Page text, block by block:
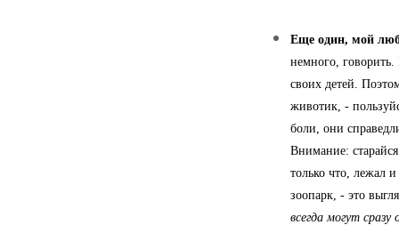
Еще один, мой
немного,
своих детей.
животик, -
боли, они
Внимание:
только что, лежал
зоопарк, - это
всегда могут